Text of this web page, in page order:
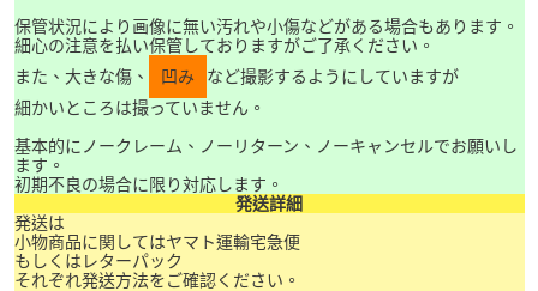
保管状況により画像に無い汚れや小傷などがある場合もあります。
細心の注意を払い保管しておりますがご了承ください。
また、大きな傷、
凹み
など撮影するようにしていますが
細かいところは撮っていません。
基本的にノークレーム、ノーリターン、ノーキャンセルでお願いし
ます。
初期不良の場合に限り対応します。
発送詳細
発送は
小物商品に関してはヤマト運輸宅急便
もしくはレターパック
それぞれ発送方法をご確認ください。